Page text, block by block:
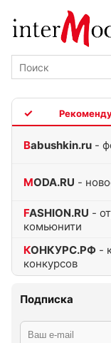
Babushkin.ru -
MODA.RU -
FASHION.RU -
комьюнити
КОНКУРС.РФ -
конкурсов
Подписка